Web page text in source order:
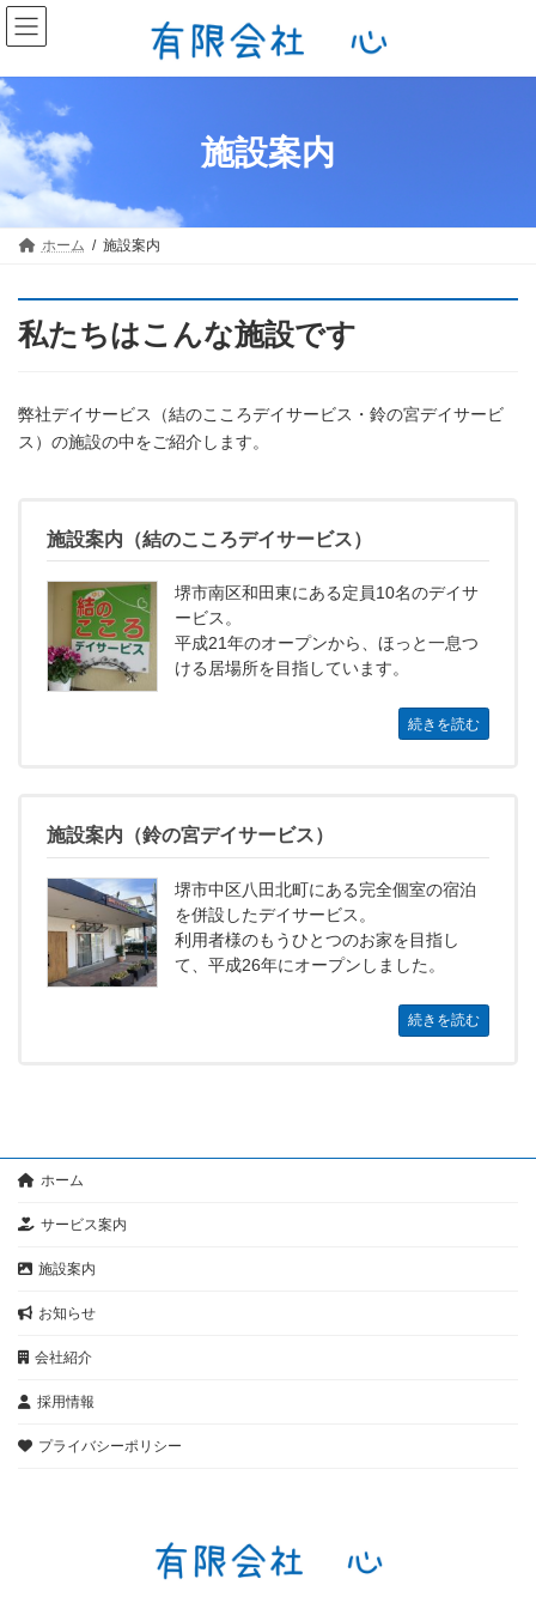
コ
ン
テ
ン
ツ
へ
ス
プ
ナ
ビ
ゲ
ー
シ
ョ
ン
動
施設案内
ホーム 施設案内
私たちはこんな施設です
弊社デイサービス（結のこころデイサービス・鈴の宮デイサービ
ス）の施設の中をご紹介します。
施設案内（結のこころデイサービス）
堺市南区和田東にある定員10名のデイサ
ービス。
平成21年のオープンから、ほっと一息つ
ける居場所を目指しています。
続きを読む
施設案内（鈴の宮デイサービス）
堺市中区八田北町にある完全個室の宿泊
を併設したデイサービス。
利用者様のもうひとつのお家を目指し
て、平成26年にオープンしました。
続きを読む
ホーム
サービス案内
施設案内
お知らせ
会社紹介
採用情報
プライバシーポリシー